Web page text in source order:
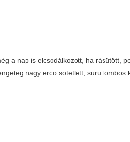
a nap is elcsodálkozott, ha rásütött,
nagy erdő sötétlett; sűrű lombos